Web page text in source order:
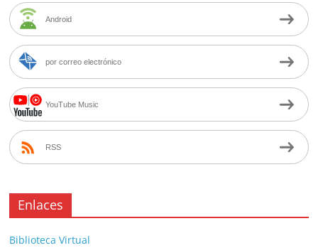
Android
por correo electrónico
YouTube Music
RSS
Enlaces
Biblioteca Virtual